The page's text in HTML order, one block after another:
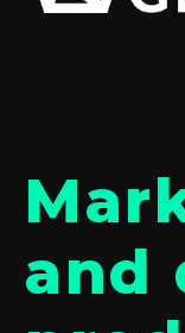
and